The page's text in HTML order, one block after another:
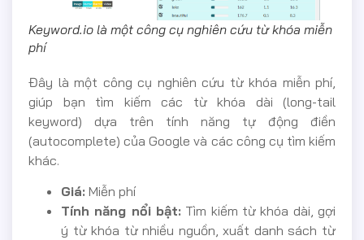
Keyword.io là một công cụ nghiên cứu từ khóa miễn
phí
Đây là một công cụ nghiên cứu từ khóa miễn phí,
giúp bạn tìm kiếm các từ khóa dài (long-tail
keyword) dựa trên tính năng tự động điền
(autocomplete) của Google và các công cụ tìm kiếm
khác.
Giá: Miễn phí
Tính năng nổi bật: Tìm kiếm từ khóa dài, gợi
ý từ khóa từ nhiều nguồn, xuất danh sách từ